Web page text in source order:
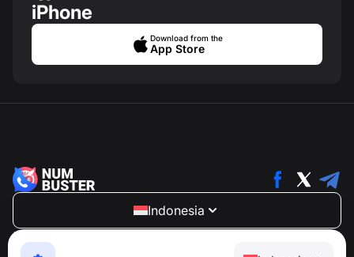
iPhone
Download from the
App Store
Indonesia
NumBuster © 2013—2026 ·
Aplikasi yang mudah digunakan untuk melindungi Anda